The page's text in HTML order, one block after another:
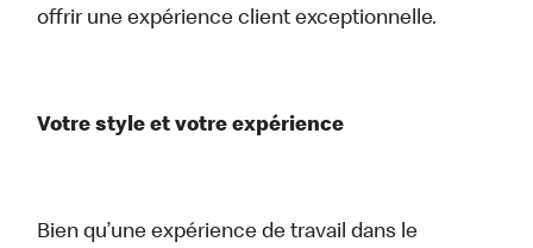
offrir une expérience client exceptionnelle.
Votre style et votre expérience
Bien qu’une expérience de travail dans le